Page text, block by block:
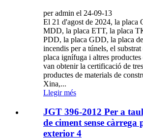
per admin el 24-09-13
El 21 d'agost de 2024, la placa
MDD, la placa ETT, la placa
PDD, la placa GDD, la placa
incendis per a túnels, el
placa ignífuga i altres productes
van obtenir la certificació de
productes de materials de
Xina,...
Llegir més
JGT 396-2012 Per a
de ciment sense càrrega
exterior 4